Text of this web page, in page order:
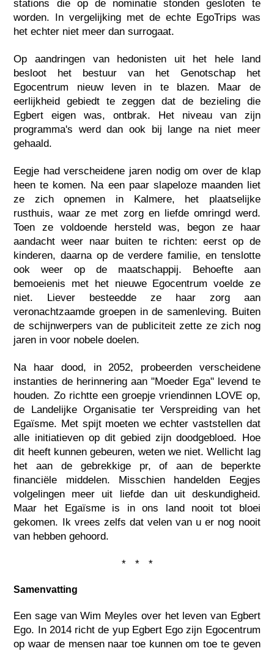
stations die op de nominatie stonden gesloten te
worden. In vergelijking met de echte EgoTrips was
het echter niet meer dan surrogaat.
Op aandringen van hedonisten uit het hele land
besloot het bestuur van het Genotschap het
Egocentrum nieuw leven in te blazen. Maar de
eerlijkheid gebiedt te zeggen dat de bezieling die
Egbert eigen was, ontbrak. Het niveau van zijn
programma's werd dan ook bij lange na niet meer
gehaald.
Eegje had verscheidene jaren nodig om over de klap
heen te komen. Na een paar slapeloze maanden liet
ze zich opnemen in Kalmere, het plaatselijke
rusthuis, waar ze met zorg en liefde omringd werd.
Toen ze voldoende hersteld was, begon ze haar
aandacht weer naar buiten te richten: eerst op de
kinderen, daarna op de verdere familie, en tenslotte
ook weer op de maatschappij. Behoefte aan
bemoeienis met het nieuwe Egocentrum voelde ze
niet. Liever besteedde ze haar zorg aan
veronachtzaamde groepen in de samenleving. Buiten
de schijnwerpers van de publiciteit zette ze zich nog
jaren in voor nobele doelen.
Na haar dood, in 2052, probeerden verscheidene
instanties de herinnering aan "Moeder Ega" levend te
houden. Zo richtte een groepje vriendinnen LOVE op,
de Landelijke Organisatie ter Verspreiding van het
Egaïsme. Met spijt moeten we echter vaststellen dat
alle initiatieven op dit gebied zijn doodgebloed. Hoe
dit heeft kunnen gebeuren, weten we niet. Wellicht lag
het aan de gebrekkige pr, of aan de beperkte
financiële middelen. Misschien handelden Eegjes
volgelingen meer uit liefde dan uit deskundigheid.
Maar het Egaïsme is in ons land nooit tot bloei
gekomen. Ik vrees zelfs dat velen van u er nog nooit
van hebben gehoord.
* * *
Samenvatting
Een sage van Wim Meyles over het leven van Egbert
Ego. In 2014 richt de yup Egbert Ego zijn Egocentrum
op waar de mensen naar toe kunnen om toe te geven